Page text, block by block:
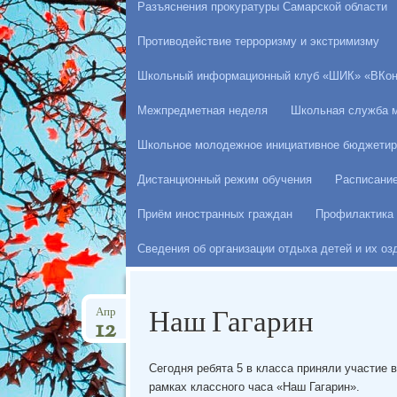
Разъяснения прокуратуры Самарской области
Противодействие терроризму и экстримизму
Школьный информационный клуб «ШИК»
Межпредметная неделя Школьная служба
Школьное молодежное инициативное
Дистанционный режим обучения
Приём иностранных граждан Профилактика
Сведения об организации отдыха детей и их
Наш Гагарин
Апр
12
Сегодня ребята 5 в класса приняли
рамках классного часа «Наш Гагарин».